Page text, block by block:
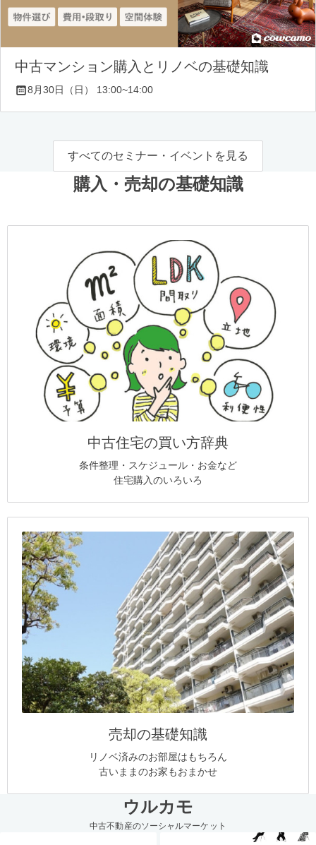
中古マンション購入とリノベの基礎知識
8月30日（日） 13:00~14:00
すべてのセミナー・イベントを見る
購入・売却の基礎知識
中古住宅の買い方辞典
条件整理・スケジュール・お金など
住宅購入のいろいろ
売却の基礎知識
リノベ済みのお部屋はもちろん
古いままのお家もおまかせ
ウルカモ
中古不動産のソーシャルマーケット